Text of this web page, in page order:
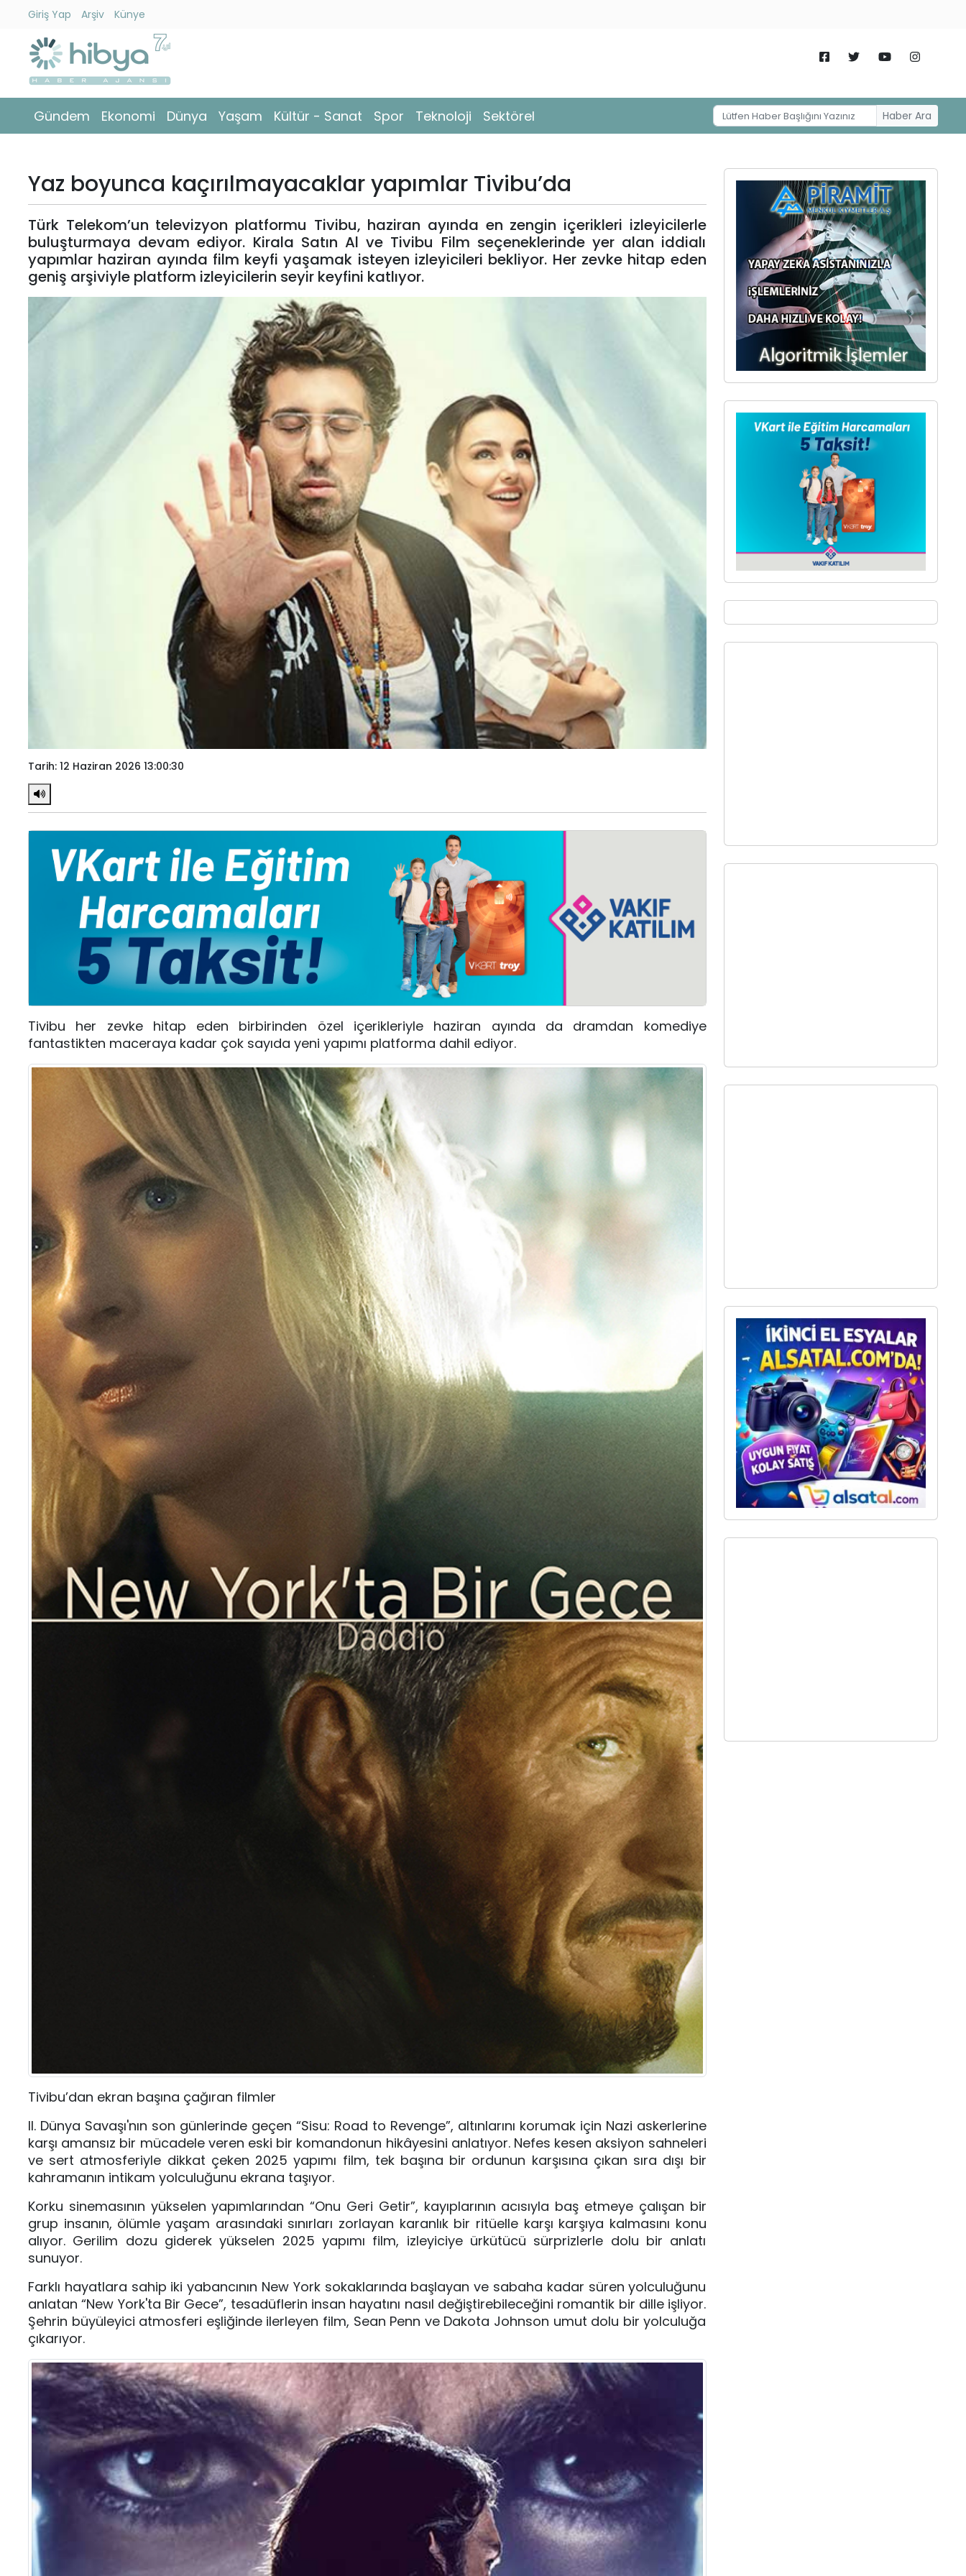
Giriş Yap Arşiv Künye
Gündem Ekonomi Dünya Yaşam Kültür - Sanat Spor Teknoloji Sektörel Haber Ara
Gündem
Ekonomi
Yaşam
Kültür
Sanat
Teknoloji
Yaz boyunca kaçırılmayacaklar yapımlar Tivibu’da
Türk Telekom’un televizyon platformu Tivibu, haziran ayında en zengin içerikleri izleyicilerle
buluşturmaya devam ediyor. Kirala Satın Al ve Tivibu Film seçeneklerinde yer alan iddialı
yapımlar haziran ayında film keyfi yaşamak isteyen izleyicileri bekliyor. Her zevke hitap eden
geniş arşiviyle platform izleyicilerin seyir keyfini katlıyor.
Tarih: 12 Haziran 2026 13:00:30
Tivibu her zevke hitap eden birbirinden özel içerikleriyle haziran ayında da dramdan komediye
fantastikten maceraya kadar çok sayıda yeni yapımı platforma dahil ediyor.
Tivibu’dan ekran başına çağıran filmler
II. Dünya Savaşı'nın son günlerinde geçen “Sisu: Road to Revenge”, altınlarını korumak için Nazi askerlerine
karşı amansız bir mücadele veren eski bir komandonun hikâyesini anlatıyor. Nefes kesen aksiyon sahneleri
ve sert atmosferiyle dikkat çeken 2025 yapımı film, tek başına bir ordunun karşısına çıkan sıra dışı bir
kahramanın intikam yolculuğunu ekrana taşıyor.
Korku sinemasının yükselen yapımlarından “Onu Geri Getir”, kayıplarının acısıyla baş etmeye çalışan bir
grup insanın, ölümle yaşam arasındaki sınırları zorlayan karanlık bir ritüelle karşı karşıya kalmasını konu
alıyor. Gerilim dozu giderek yükselen 2025 yapımı film, izleyiciye ürkütücü sürprizlerle dolu bir anlatı
sunuyor.
Farklı hayatlara sahip iki yabancının New York sokaklarında başlayan ve sabaha kadar süren yolculuğunu
anlatan “New York'ta Bir Gece”, tesadüflerin insan hayatını nasıl değiştirebileceğini romantik bir dille işliyor.
Şehrin büyüleyici atmosferi eşliğinde ilerleyen film, Sean Penn ve Dakota Johnson umut dolu bir yolculuğa
çıkarıyor.